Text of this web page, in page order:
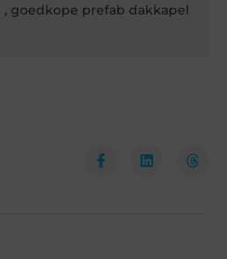
, goedkope prefab dakkapel